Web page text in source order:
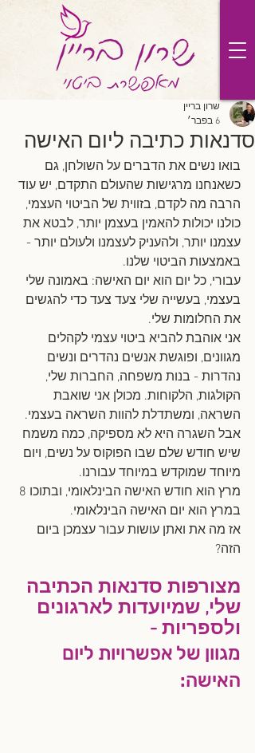
סדנאות כתיבה ליום האישה
שרון בריין
6 בפבר׳
בואו נשים את הדברים על השולחן, גם
כשאנחנו מרגישות שהעולם התקדם, יש עוד
הרבה מה לקדם, בזווית של הביטוי העצמי,
כולנו יכולות להאמין בעצמן יותר, לבטא את
עצמנו יותר, ולהעניק לעצמנו ולעולם יותר -
באמצעות הביטוי שלנו.
עבורי, כל יום הוא יום האישה: באמונה שלי
בעצמי, בעשייה שלי צעד צעד כדי להגשים
את החלומות שלי.
אני אוהבת להביא ביטוי עצמי לקהלים
מגוונים, ופוגשת אנשים נהדרים ונשים
נהדרות - בנות משפחה, החברות שלי,
הקולגות, הלקוחות. מכולן אני שואבת
השראה, ומשתדלת להוות השראה בעצמי.
אבל השגרה היא לא מספיקה, כמה משמח
שיש חודש שלם שבו הפוקוס על נשים, ויום
מיוחד שמוקדש במיוחד עבורנו.
במרץ הוא יום האישה הבינלאומי.
אז מה את ואתן עושות עבור עצמכן ביום
הזה?
מצורפות סדנאות הכתיבה
שלי, שמיועדות לארגונים
ולספריות -
מגוון של אפשרויות ליום
האישה: